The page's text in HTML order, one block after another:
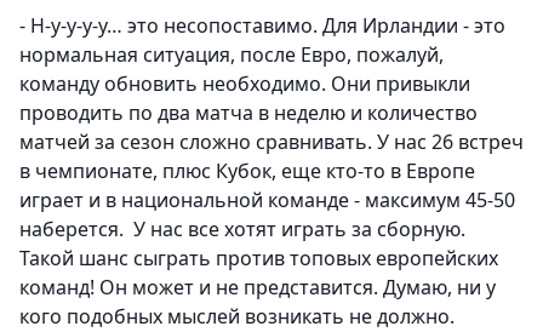
- Н-у-у-у-у… это несопоставимо. Для Ирландии - это
нормальная ситуация, после Евро, пожалуй,
команду обновить необходимо. Они привыкли
проводить по два матча в неделю и количество
матчей за сезон сложно сравнивать. У нас 26 встреч
в чемпионате, плюс Кубок, еще кто-то в Европе
играет и в национальной команде - максимум 45-50
наберется. У нас все хотят играть за сборную.
Такой шанс сыграть против топовых европейских
команд! Он может и не представится. Думаю, ни у
кого подобных мыслей возникать не должно.